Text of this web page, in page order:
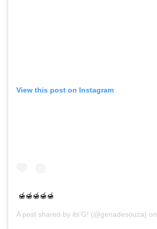
View this post on Instagram
🍯🍯🍯🍯🍯
A post shared by its'G! (@genadesouza) on